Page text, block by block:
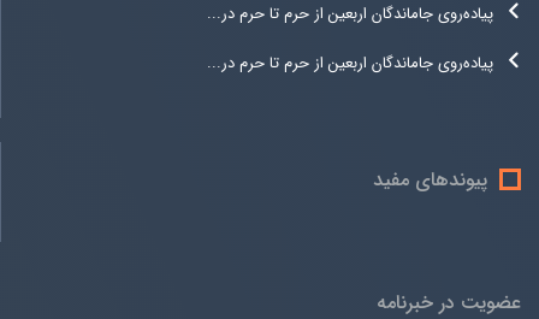
پیاده‌روی جاماندگان اربعین از حرم تا حرم در...
پیاده‌روی جاماندگان اربعین از حرم تا حرم در...
پیوندهای مفید
عضویت در خبرنامه